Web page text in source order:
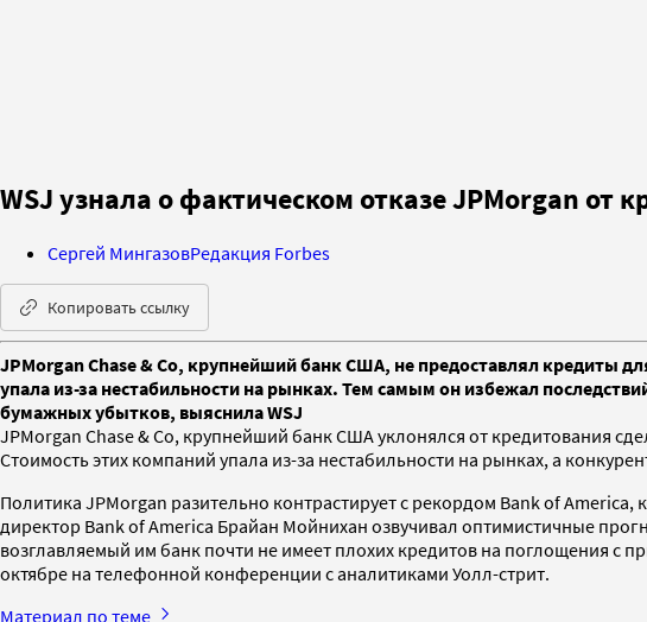
WSJ узнала о фактическом отказе JPMorgan от
Сергей МингазовРедакция Forbes
Копировать ссылку
JPMorgan Chase & Co, крупнейший банк США, не предоставлял кредиты
упала из-за нестабильности на рынках. Тем самым он избежал
бумажных убытков, выяснила WSJ
JPMorgan Chase & Co, крупнейший банк США уклонялся от кредитования
Стоимость этих компаний упала из-за нестабильности на рынках, а
Политика JPMorgan разительно контрастирует с рекордом Bank of
директор Bank of America Брайан Мойнихан озвучивал оптимистичные
возглавляемый им банк почти не имеет плохих кредитов на поглощения с
октябре на телефонной конференции с аналитиками Уолл-стрит.
Материал по теме